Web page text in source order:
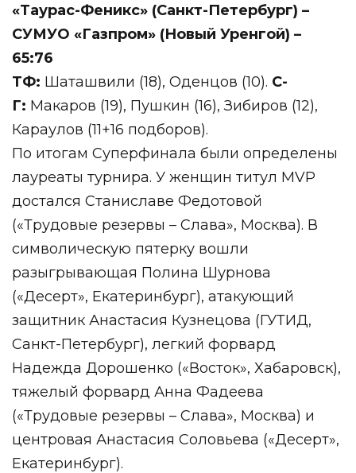
«Таурас-Феникс» (Санкт-Петербург) –
СУМУО «Газпром» (Новый Уренгой) –
65:76
ТФ: Шаташвили (18), Оденцов (10). С-
Г: Макаров (19), Пушкин (16), Зибиров (12),
Караулов (11+16 подборов).
По итогам Суперфинала были определены
лауреаты турнира. У женщин титул MVP
достался Станиславе Федотовой
(«Трудовые резервы – Слава», Москва). В
символическую пятерку вошли
разыгрывающая Полина Шурнова
(«Десерт», Екатеринбург), атакующий
защитник Анастасия Кузнецова (ГУТИД,
Санкт-Петербург), легкий форвард
Надежда Дорошенко («Восток», Хабаровск),
тяжелый форвард Анна Фадеева
(«Трудовые резервы – Слава», Москва) и
центровая Анастасия Соловьева («Десерт»,
Екатеринбург).